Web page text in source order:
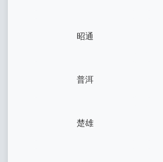
昭通
普洱
楚雄